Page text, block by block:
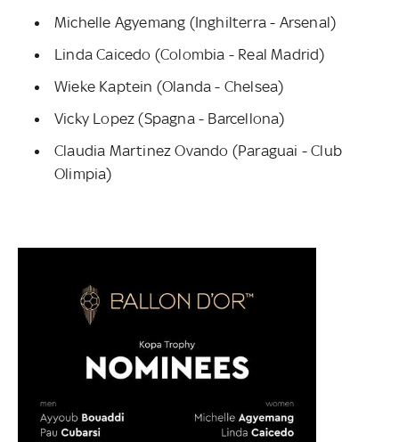
Michelle Agyemang (Inghilterra - Arsenal)
Linda Caicedo (Colombia - Real Madrid)
Wieke Kaptein (Olanda - Chelsea)
Vicky Lopez (Spagna - Barcellona)
Claudia Martinez Ovando (Paraguai - Club
Olimpia)